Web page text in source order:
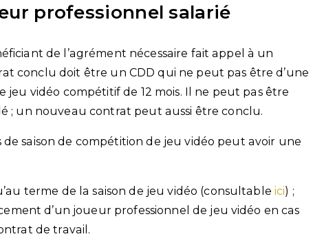
professionnel salarié
de l’agrément nécessaire fait appel à un
conclu doit être un CDD qui ne peut pas être d’une
jeu vidéo compétitif de 12 mois. Il ne peut pas être
; un nouveau contrat peut aussi être conclu.
saison de compétition de jeu vidéo peut avoir une
terme de la saison de jeu vidéo (consultableici) ;
d’un joueur professionnel de jeu vidéo en cas
de travail.